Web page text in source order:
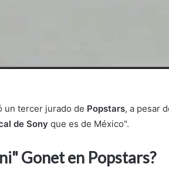
un tercer jurado de Popstars, a pesar
de Sony que es de México".
Gonet en Popstars?